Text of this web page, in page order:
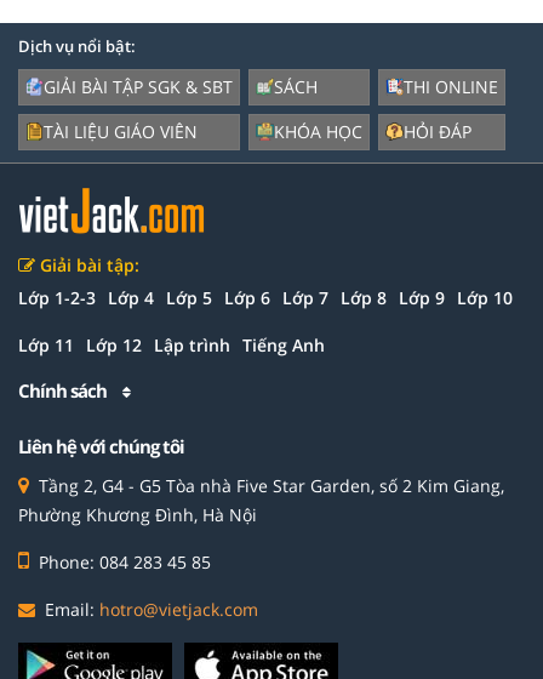
Dịch vụ nổi bật:
GIẢI BÀI TẬP SGK & SBT
TÀI LIỆU GIÁO VIÊN
SÁCH
KHÓA HỌC
THI ONLINE
HỎI ĐÁP
Giải bài tập:
Lớp 1-2-3 Lớp 4 Lớp 5 Lớp 6 Lớp 7 Lớp 8 Lớp 9 Lớp 10
Lớp 11 Lớp 12 Lập trình Tiếng Anh
Chính sách
Liên hệ với chúng tôi
Tầng 2, G4 - G5 Tòa nhà Five Star Garden, số 2 Kim Giang,
Phường Khương Đình, Hà Nội
Phone: 084 283 45 85
Email: hotro@vietjack.com